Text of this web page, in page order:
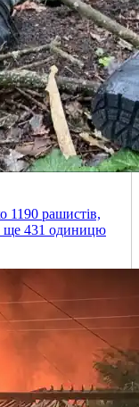
1190 рашистів,
ще 431 одиницю